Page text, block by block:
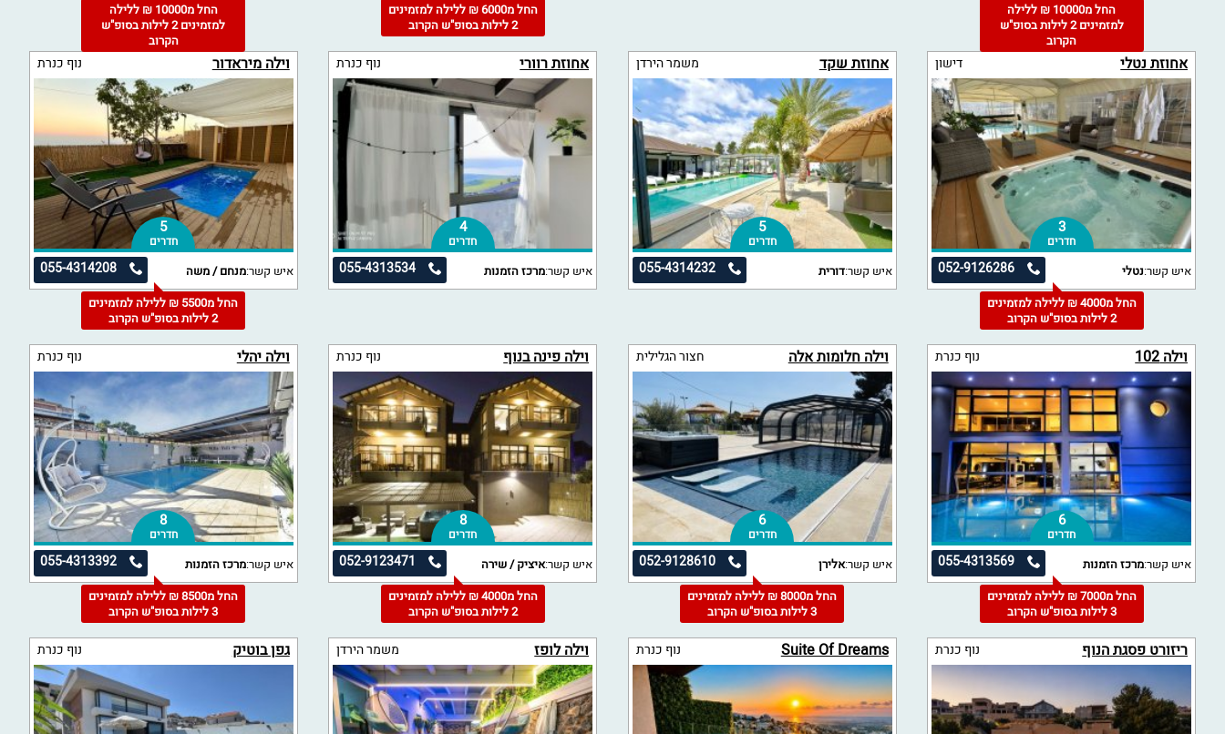
החל מ10000 ₪ ללילה
למזמינים 2 לילות בסופ"ש
הקרוב
החל מ6000 ₪ ללילה למזמינים
2 לילות בסופ"ש הקרוב
החל מ10000 ₪ ללילה
למזמינים 2 לילות בסופ"ש
הקרוב
אחוזת נטלי דישון
3
חדרים
052-9126286 איש קשר:נטלי
החל מ4000 ₪ ללילה למזמינים
2 לילות בסופ"ש הקרוב
אחוזת שקד משמר הירדן
5
חדרים
055-4314232 איש קשר:דורית
אחוזת רוורי נוף כנרת
4
חדרים
055-4313534 איש קשר:מרכז הזמנות
וילה מיראדור נוף כנרת
5
חדרים
055-4314208 איש קשר:מנחם / משה
החל מ5500 ₪ ללילה למזמינים
2 לילות בסופ"ש הקרוב
וילה 102 נוף כנרת
6
חדרים
055-4313569 איש קשר:מרכז הזמנות
החל מ7000 ₪ ללילה למזמינים
3 לילות בסופ"ש הקרוב
וילה חלומות אלה חצור הגלילית
6
חדרים
052-9128610 איש קשר:אלירן
החל מ8000 ₪ ללילה למזמינים
3 לילות בסופ"ש הקרוב
וילה פינה בנוף נוף כנרת
8
חדרים
052-9123471 איש קשר:איציק / שירה
החל מ4000 ₪ ללילה למזמינים
2 לילות בסופ"ש הקרוב
וילה יהלי נוף כנרת
8
חדרים
055-4313392 איש קשר:מרכז הזמנות
החל מ8500 ₪ ללילה למזמינים
3 לילות בסופ"ש הקרוב
ריזורט פסגת הנוף נוף כנרת Suite Of Dreams נוף כנרת וילה לופז משמר הירדן גפן בוטיק נוף כנרת